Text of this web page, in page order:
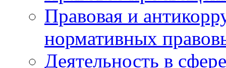
Правовая и
нормативных
Деятельность в